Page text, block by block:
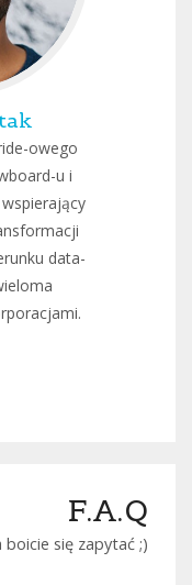
owego
u i
data-
F.A.Q
się zapytać ;)